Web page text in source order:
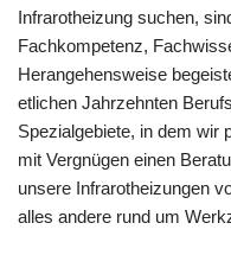
Infrarotheizung suchen,
Fachkompetenz,
Herangehensweise
etlichen Jahrzehnten
Spezialgebiete, in dem wir
mit Vergnügen einen
unsere Infrarotheizungen
alles andere rund um